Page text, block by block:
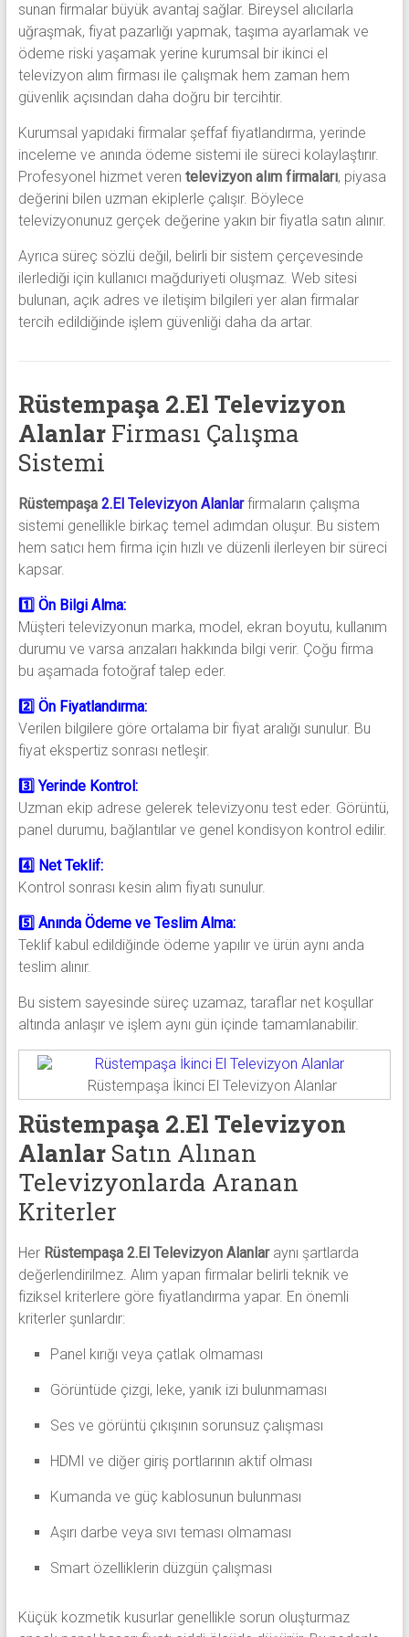
sunan firmalar büyük avantaj sağlar. Bireysel alıcılarla
uğraşmak, fiyat pazarlığı yapmak, taşıma ayarlamak ve
ödeme riski yaşamak yerine kurumsal bir ikinci el
televizyon alım firması ile çalışmak hem zaman hem
güvenlik açısından daha doğru bir tercihtir.
Kurumsal yapıdaki firmalar şeffaf fiyatlandırma, yerinde
inceleme ve anında ödeme sistemi ile süreci kolaylaştırır.
Profesyonel hizmet veren televizyon alım firmaları, piyasa
değerini bilen uzman ekiplerle çalışır. Böylece
televizyonunuz gerçek değerine yakın bir fiyatla satın alınır.
Ayrıca süreç sözlü değil, belirli bir sistem çerçevesinde
ilerlediği için kullanıcı mağduriyeti oluşmaz. Web sitesi
bulunan, açık adres ve iletişim bilgileri yer alan firmalar
tercih edildiğinde işlem güvenliği daha da artar.
Rüstempaşa 2.El Televizyon
AlanlarFirması Çalışma
Sistemi
Rüstempaşa 2.El Televizyon Alanlarfirmaların çalışma
sistemi genellikle birkaç temel adımdan oluşur. Bu sistem
hem satıcı hem firma için hızlı ve düzenli ilerleyen bir süreci
kapsar.
1️⃣ Ön Bilgi Alma:
Müşteri televizyonun marka, model, ekran boyutu, kullanım
durumu ve varsa arızaları hakkında bilgi verir. Çoğu firma
bu aşamada fotoğraf talep eder.
2️⃣ Ön Fiyatlandırma:
Verilen bilgilere göre ortalama bir fiyat aralığı sunulur. Bu
fiyat ekspertiz sonrası netleşir.
3️⃣ Yerinde Kontrol:
Uzman ekip adrese gelerek televizyonu test eder. Görüntü,
panel durumu, bağlantılar ve genel kondisyon kontrol edilir.
4️⃣ Net Teklif:
Kontrol sonrası kesin alım fiyatı sunulur.
5️⃣ Anında Ödeme ve Teslim Alma:
Teklif kabul edildiğinde ödeme yapılır ve ürün aynı anda
teslim alınır.
Bu sistem sayesinde süreç uzamaz, taraflar net koşullar
altında anlaşır ve işlem aynı gün içinde tamamlanabilir.
Rüstempaşa İkinci El Televizyon Alanlar
Rüstempaşa 2.El Televizyon
Alanlar Satın Alınan
Televizyonlarda Aranan
Kriterler
Her Rüstempaşa 2.El Televizyon Alanlaraynı şartlarda
değerlendirilmez. Alım yapan firmalar belirli teknik ve
fiziksel kriterlere göre fiyatlandırma yapar. En önemli
kriterler şunlardır:
Panel kırığı veya çatlak olmaması
Görüntüde çizgi, leke, yanık izi bulunmaması
Ses ve görüntü çıkışının sorunsuz çalışması
HDMI ve diğer giriş portlarının aktif olması
Kumanda ve güç kablosunun bulunması
Aşırı darbe veya sıvı teması olmaması
Smart özelliklerin düzgün çalışması
Küçük kozmetik kusurlar genellikle sorun oluşturmaz